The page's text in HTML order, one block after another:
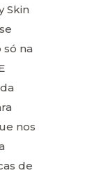
Skin
na
nos
de